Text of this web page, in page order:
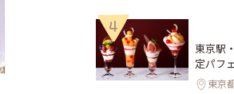
4
東京駅
定パフ
東京